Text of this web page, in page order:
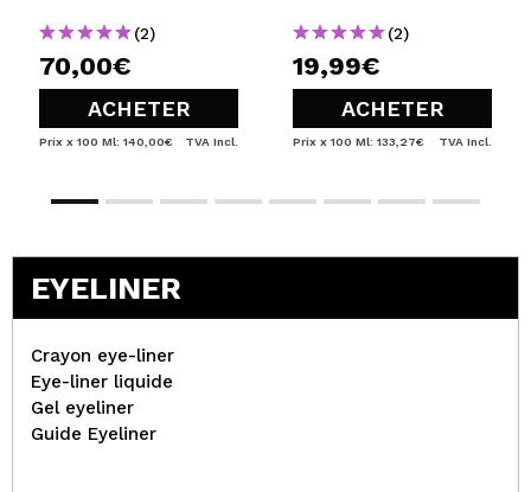
(2)
70,00€
ACHETER
Prix x 100 Ml: 140,00€ TVA Incl.
(2)
19,99€
ACHETER
Prix x 100 Ml: 133,27€ TVA Incl.
EYELINER
Crayon eye-liner
Eye-liner liquide
Gel eyeliner
Guide Eyeliner